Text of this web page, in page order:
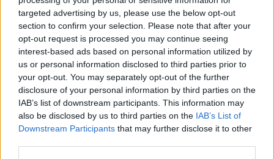
targeted advertising by us, please use the below opt-out
section to confirm your selection. Please note that after your
opt-out request is processed you may continue seeing
interest-based ads based on personal information utilized by
us or personal information disclosed to third parties prior to
your opt-out. You may separately opt-out of the further
disclosure of your personal information by third parties on the
IAB’s list of downstream participants. This information may
also be disclosed by us to third parties on the IAB’s List of
Downstream Participants that may further disclose it to other
Día Nacional de la Miel
6 de agosto de 2026
Se celebra en Chile